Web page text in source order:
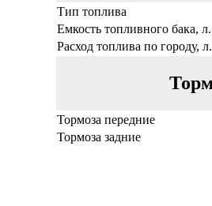
Тип топлива
Емкость топливного бака, л.
Расход топлива по городу,
Тормоза передние
Тормоза задние